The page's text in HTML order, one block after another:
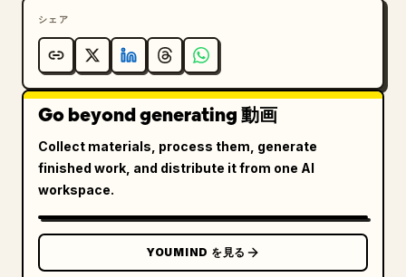
レストラン：温かみのある黄金色の室内照明。
ショッピングモール：鮮やかな商業用照明。
カフェ：ネオンの反射が混ざるブルーアワーへの移行。
ホテル：エレガントなアンビエント照明。
ルーフトップ：柔らかなリムライトが当たる、シネマティ
シーン：
以下の絵コンテを使用して、10 秒間の完全なシネマティ
ックビデオを作成してください。全シーンを通じて同一の
女性キャラクターを維持してください。
シェア
Go beyond generating 動画
Collect materials, process them, generate
finished work, and distribute it from one AI
workspace.
YOUMIND を見る